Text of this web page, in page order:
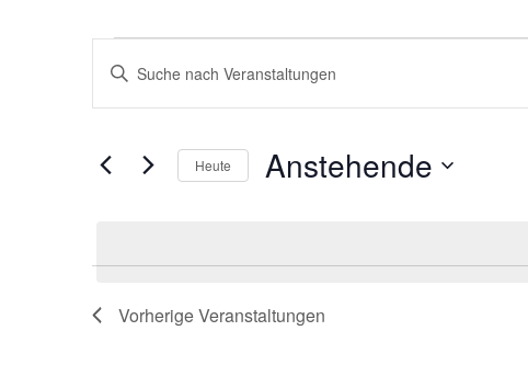
Veranstaltungen
Veranstaltungen
Suche
und
Navigation
Bitte
Schlüsselwort
Suche
Schlüsselwort.
Heute Anstehende
VorherigeVeranstaltungen